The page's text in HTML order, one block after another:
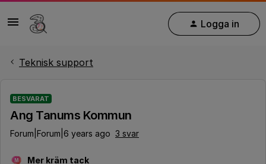
Logga in
Teknisk support
BESVARAT
Ang Tanums Kommun
Forum|Forum|6 years ago 3 svar
M Mer kräm tack